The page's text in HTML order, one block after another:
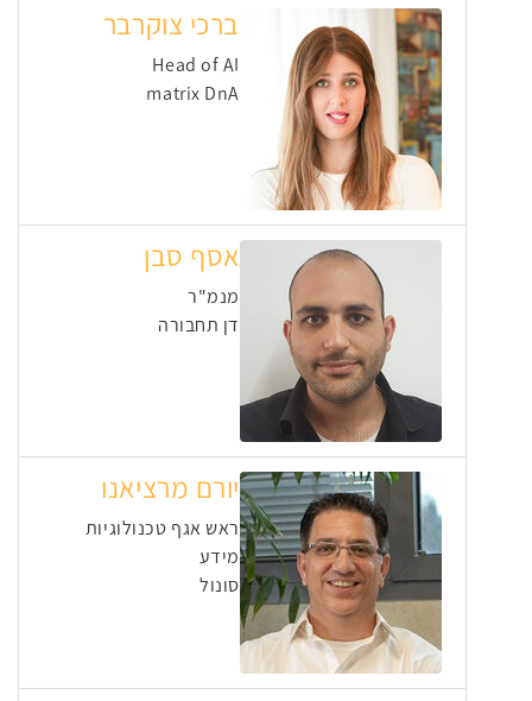
ברכי צוקרבר
Head of AI
matrix DnA
אסף סבן
מנמ"ר
דן תחבורה
יורם מרציאנו
ראש אגף טכנולוגיות
מידע
סונול